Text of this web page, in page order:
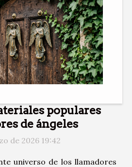
populares
de ángeles
de 2026 19:42
universo de los llamadores